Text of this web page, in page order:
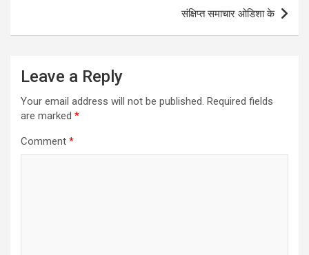
संक्षिप्त समाचार ओडिशा के
Leave a Reply
Your email address will not be published. Required fields
are marked *
Comment *